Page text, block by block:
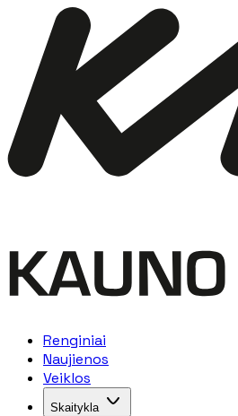
Renginiai
Naujienos
Veiklos
Skaitykla